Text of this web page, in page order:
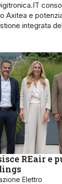
Axitea e
integrata
REair e
Elettro